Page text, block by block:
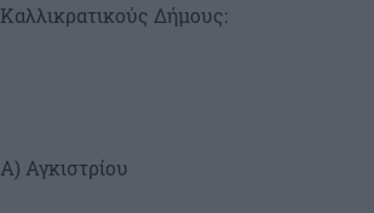
Καλλικρατικούς Δήμους:
Α) Αγκιστρίου